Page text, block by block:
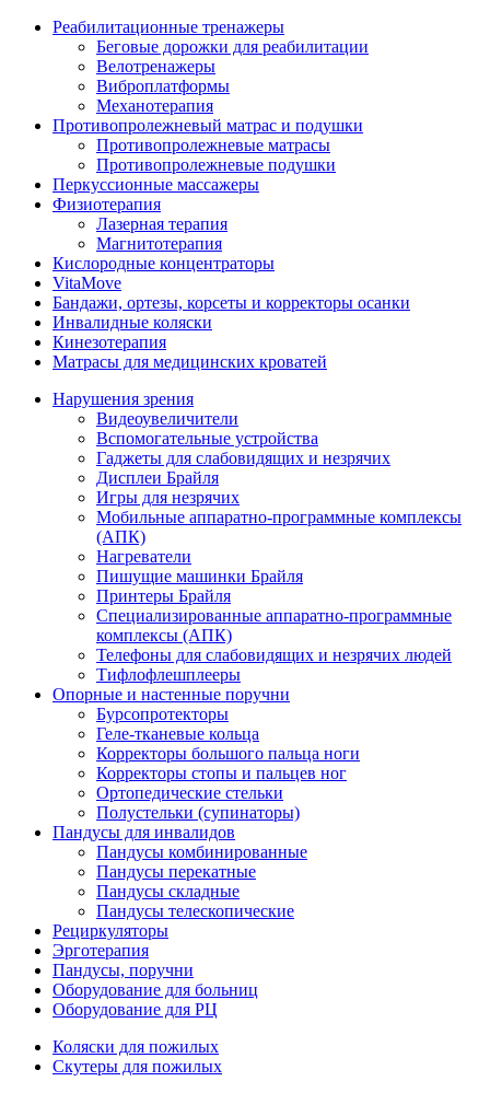
Реабилитационные тренажеры
Беговые дорожки для реабилитации
Велотренажеры
Виброплатформы
Механотерапия
Противопролежневый матрас и подушки
Противопролежневые матрасы
Противопролежневые подушки
Перкуссионные массажеры
Физиотерапия
Лазерная терапия
Магнитотерапия
Кислородные концентраторы
VitaMove
Бандажи, ортезы, корсеты и корректоры осанки
Инвалидные коляски
Кинезотерапия
Матрасы для медицинских кроватей
Нарушения зрения
Видеоувеличители
Вспомогательные устройства
Гаджеты для слабовидящих и незрячих
Дисплеи Брайля
Игры для незрячих
Мобильные аппаратно-программные комплексы
(АПК)
Нагреватели
Пишущие машинки Брайля
Принтеры Брайля
Специализированные аппаратно-программные
комплексы (АПК)
Телефоны для слабовидящих и незрячих людей
Тифлофлешплееры
Опорные и настенные поручни
Бурсопротекторы
Геле-тканевые кольца
Корректоры большого пальца ноги
Корректоры стопы и пальцев ног
Ортопедические стельки
Полустельки (супинаторы)
Пандусы для инвалидов
Пандусы комбинированные
Пандусы перекатные
Пандусы складные
Пандусы телескопические
Рециркуляторы
Эрготерапия
Пандусы, поручни
Оборудование для больниц
Оборудование для РЦ
Коляски для пожилых
Скутеры для пожилых